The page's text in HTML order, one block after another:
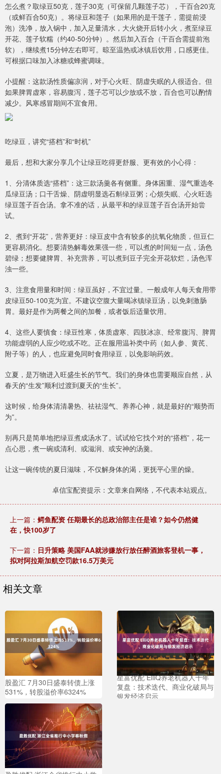
怎么煮？取绿豆50克，莲子30克（可保留几颗莲子芯），干百合20克
（或鲜百合50克）。将绿豆和莲子（如果用的是干莲子，需提前浸
泡）洗净，放入锅中，加入足量清水，大火烧开后转小火，煮至绿豆
开花、莲子软糯（约40-50分钟）。然后加入百合（干百合需提前泡
软），继续煮15分钟左右即可。晾至温热或冰镇后饮用，口感更佳。
可根据口味加入冰糖或蜂蜜调味。
小提醒：这款汤性质偏凉润，对于心火旺、阴虚失眠的人很适合。但
如果脾胃虚寒，容易腹泻，莲子芯可以少放或不放，百合也可以酌情
减少。风寒感冒期间不宜食用。
吃绿豆，讲究“搭档”和“时机”
最后，想和大家分享几个让绿豆吃得更舒服、更有效的小心得：
1、分清体质选“搭档”：这三款汤羹各有侧重。身体困重、湿气重选冬
瓜绿豆汤；口干舌燥、阴虚明显选石斛绿豆粥；心烦失眠、心火旺选
绿豆莲子百合汤。拿不准的话，从最平和的绿豆莲子百合汤开始尝
试。
2、煮到“开花”，营养更好：绿豆皮中含有较多的抗氧化物质，但豆仁
更容易消化。想要清热解毒效果强一些，可以煮的时间短一点，汤色
碧绿；想要健脾胃、补充营养，可以煮到豆子完全开花软烂，汤色浑
浊一些。
3、注意食用量和时间：绿豆虽好，不宜过量。一般成年人每天食用带
皮绿豆50-100克为宜。不建议空腹大量喝冰镇绿豆汤，以免刺激肠
胃。最好是作为两餐之间的加餐，或者饭后适量饮用。
4、这些人要慎食：绿豆性寒，体质虚寒、四肢冰凉、经常腹泻、脾胃
功能虚弱的人应少吃或不吃。正在服用温补类中药（如人参、黄芪、
附子等）的人，也应避免同时食用绿豆，以免影响药效。
立夏，是万物进入旺盛生长的节气。我们的身体也需要顺应自然，从
春天的“生发”顺利过渡到夏天的“生长”。
这时候，给身体清清暑热、祛祛湿气、养养心神，就是最好的“顺势而
为”。
别再只是简单地把绿豆煮成汤水了。试试给它找个对的“搭档”，花一
点心思，煮一碗或清利、或滋润、或安神的汤羹。
让这一碗传统的夏日滋味，不仅解身体的渴，更抚平心里的燥。
卓信宝配资提示：文章来自网络，不代表本站观点。
上一篇： 鳄鱼配资 任期最长的总政治部主任是谁？如今仍然健
在，快100岁了
下一篇： 日升策略 美国FAA就涉嫌放行放任醉酒旅客登机一事，
拟对阿拉斯加航空罚款16.5万美元
相关文章
股盈汇 7月30日盛泰转债上涨
531%，转股溢价率6324%
星富优配 ElliQ养老机器人十年
复盘：技术迭代、商业化破局与
银发经济启示